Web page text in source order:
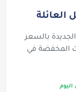
القطع الجديدة بالسعر
المنتجات المخفضة في